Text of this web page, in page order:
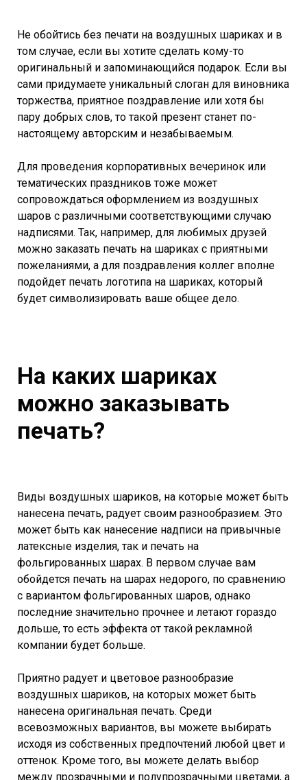
Не обойтись без печати на воздушных шариках и в
том случае, если вы хотите сделать кому-то
оригинальный и запоминающийся подарок. Если вы
сами придумаете уникальный слоган для виновника
торжества, приятное поздравление или хотя бы
пару добрых слов, то такой презент станет по-
настоящему авторским и незабываемым.
Для проведения корпоративных вечеринок или
тематических праздников тоже может
сопровождаться оформлением из воздушных
шаров с различными соответствующими случаю
надписями. Так, например, для любимых друзей
можно заказать печать на шариках с приятными
пожеланиями, а для поздравления коллег вполне
подойдет печать логотипа на шариках, который
будет символизировать ваше общее дело.
На каких шариках
можно заказывать
печать?
Виды воздушных шариков, на которые может быть
нанесена печать, радует своим разнообразием. Это
может быть как нанесение надписи на привычные
латексные изделия, так и печать на
фольгированных шарах. В первом случае вам
обойдется печать на шарах недорого, по сравнению
с вариантом фольгированных шаров, однако
последние значительно прочнее и летают гораздо
дольше, то есть эффекта от такой рекламной
компании будет больше.
Приятно радует и цветовое разнообразие
воздушных шариков, на которых может быть
нанесена оригинальная печать. Среди
всевозможных вариантов, вы можете выбирать
исходя из собственных предпочтений любой цвет и
оттенок. Кроме того, вы можете делать выбор
между прозрачными и полупрозрачными цветами, а